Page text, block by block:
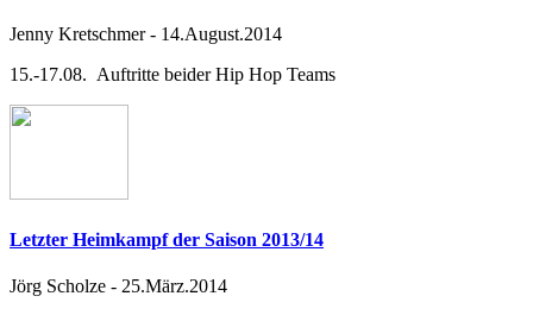
Jenny Kretschmer- 14.August.2014
15.-17.08. Auftritte beider Hip Hop Teams
Letzter Heimkampf der Saison 2013/14
Jörg Scholze - 25.März.2014